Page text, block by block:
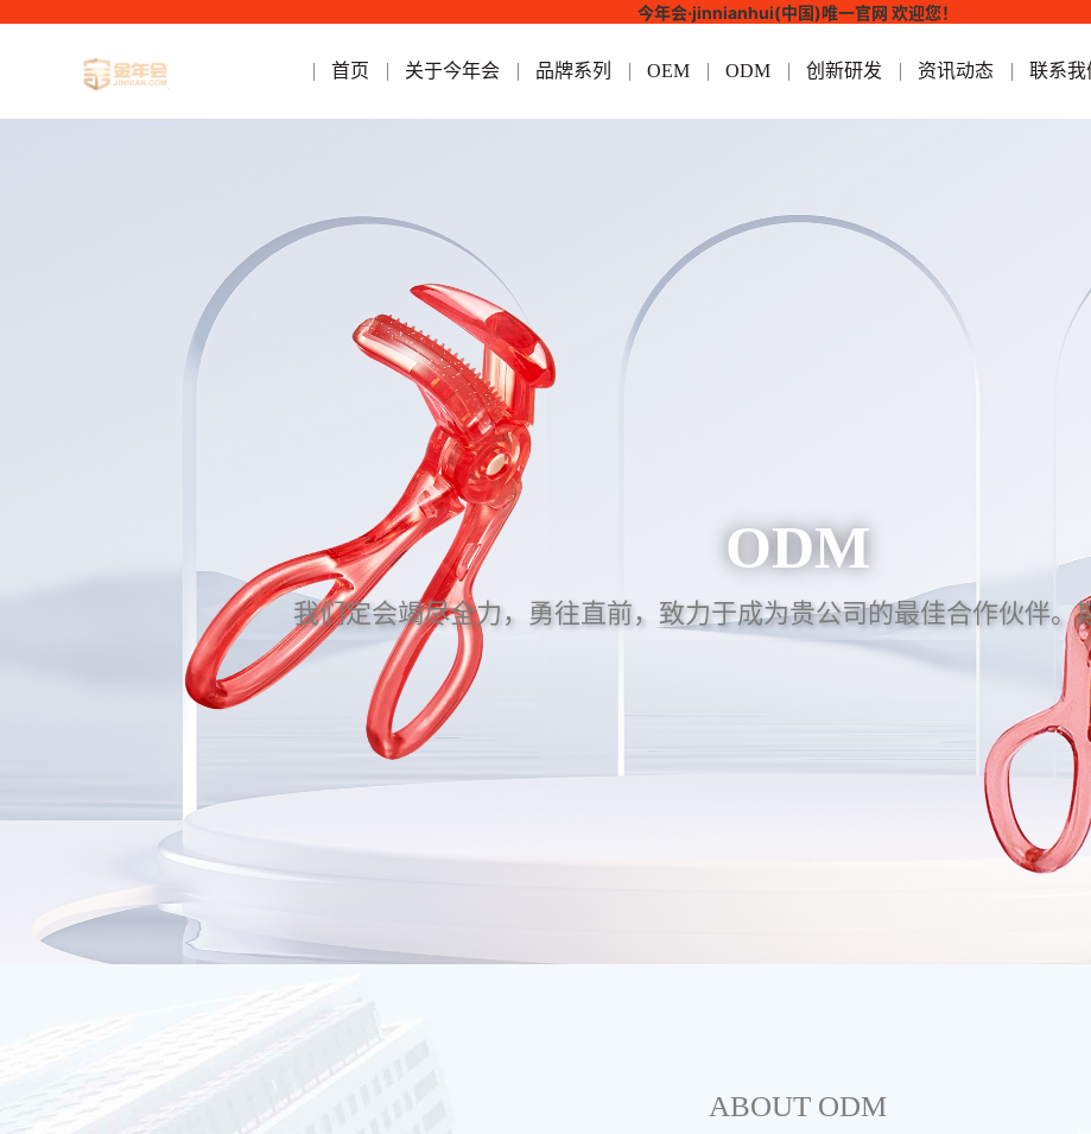
今年会·jinnianhui(中国)唯一官网 欢迎您！
首页 关于今年会 品牌系列 OEM ODM 创新研发 资讯动态 联系我
ODM
我们定会竭尽全力，勇往直前，致力于成为贵公司的最佳合作伙伴。
ABOUT ODM